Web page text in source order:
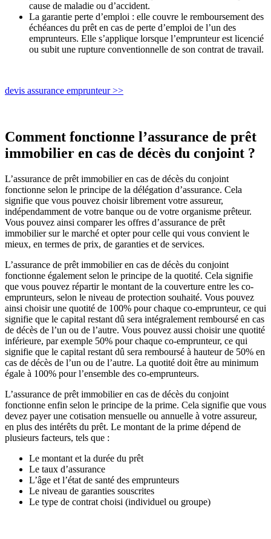
cause de maladie ou d’accident.
La garantie perte d’emploi : elle couvre le remboursement des
échéances du prêt en cas de perte d’emploi de l’un des
emprunteurs. Elle s’applique lorsque l’emprunteur est licencié
ou subit une rupture conventionnelle de son contrat de travail.
devis assurance emprunteur >>
Comment fonctionne l’assurance de prêt
immobilier en cas de décès du conjoint ?
L’assurance de prêt immobilier en cas de décès du conjoint
fonctionne selon le principe de la délégation d’assurance. Cela
signifie que vous pouvez choisir librement votre assureur,
indépendamment de votre banque ou de votre organisme prêteur.
Vous pouvez ainsi comparer les offres d’assurance de prêt
immobilier sur le marché et opter pour celle qui vous convient le
mieux, en termes de prix, de garanties et de services.
L’assurance de prêt immobilier en cas de décès du conjoint
fonctionne également selon le principe de la quotité. Cela signifie
que vous pouvez répartir le montant de la couverture entre les co-
emprunteurs, selon le niveau de protection souhaité. Vous pouvez
ainsi choisir une quotité de 100% pour chaque co-emprunteur, ce qui
signifie que le capital restant dû sera intégralement remboursé en cas
de décès de l’un ou de l’autre. Vous pouvez aussi choisir une quotité
inférieure, par exemple 50% pour chaque co-emprunteur, ce qui
signifie que le capital restant dû sera remboursé à hauteur de 50% en
cas de décès de l’un ou de l’autre. La quotité doit être au minimum
égale à 100% pour l’ensemble des co-emprunteurs.
L’assurance de prêt immobilier en cas de décès du conjoint
fonctionne enfin selon le principe de la prime. Cela signifie que vous
devez payer une cotisation mensuelle ou annuelle à votre assureur,
en plus des intérêts du prêt. Le montant de la prime dépend de
plusieurs facteurs, tels que :
Le montant et la durée du prêt
Le taux d’assurance
L’âge et l’état de santé des emprunteurs
Le niveau de garanties souscrites
Le type de contrat choisi (individuel ou groupe)